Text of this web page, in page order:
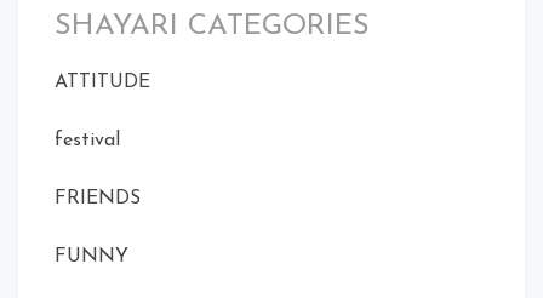
SHAYARI CATEGORIES
ATTITUDE
festival
FRIENDS
FUNNY